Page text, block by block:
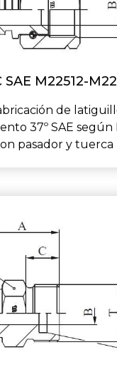
M22512-
de
37º SAE según
pasador y tuerca